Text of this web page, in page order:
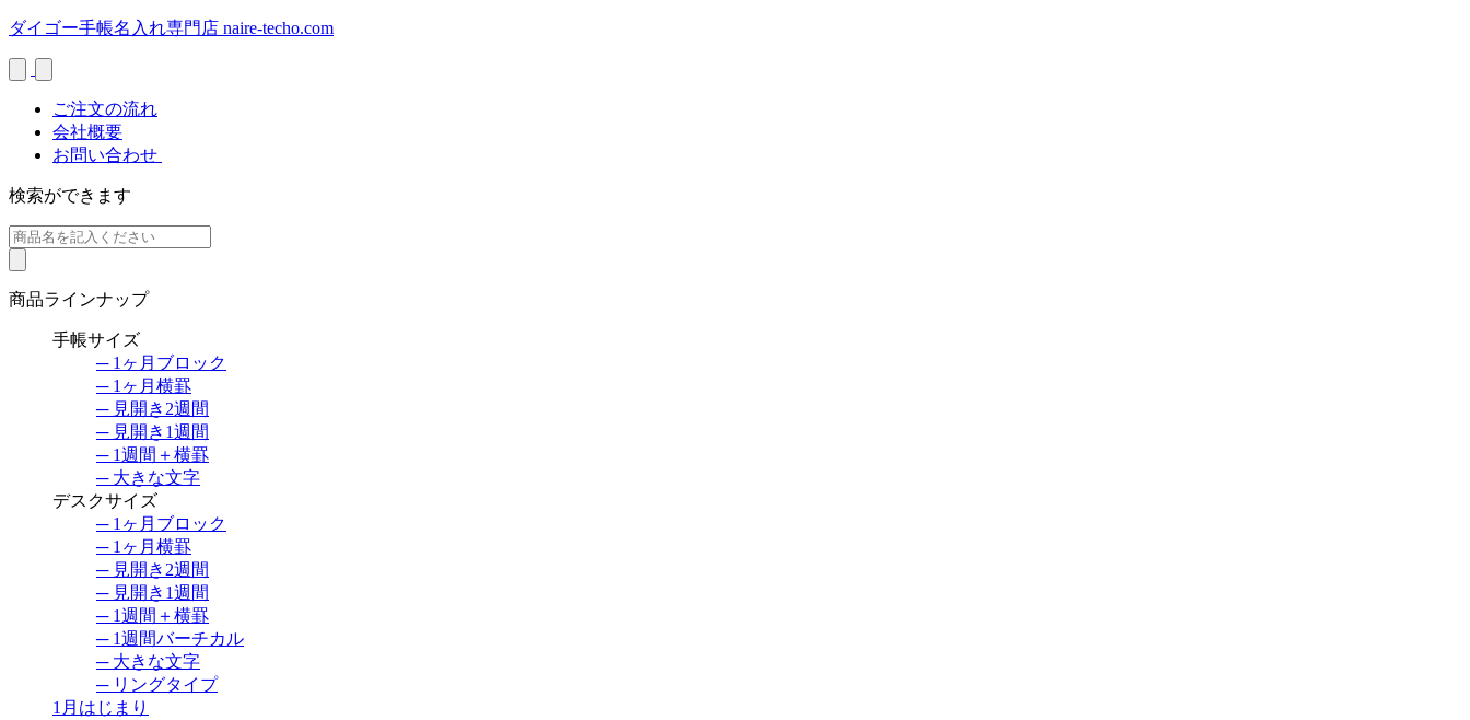
Skip
content
ダイゴー手帳名入れ専門店 naire-techo.com
ご注文の流れ
会社概要
お問い合わせ
検索ができます
商品ラインナップ
手帳サイズ
─ 1ヶ月ブロック
─ 1ヶ月横罫
─ 見開き2週間
─ 見開き1週間
─ 1週間＋横罫
─ 大きな文字
デスクサイズ
─ 1ヶ月ブロック
─ 1ヶ月横罫
─ 見開き2週間
─ 見開き1週間
─ 1週間＋横罫
─ 1週間バーチカル
─ 大きな文字
─ リングタイプ
1月はじまり